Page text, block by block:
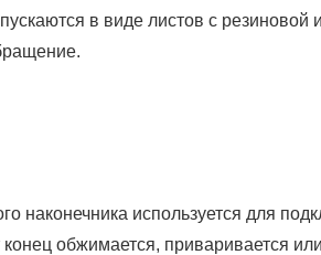
в виде листов с резиновой
наконечника используется для
конец обжимается, приваривается